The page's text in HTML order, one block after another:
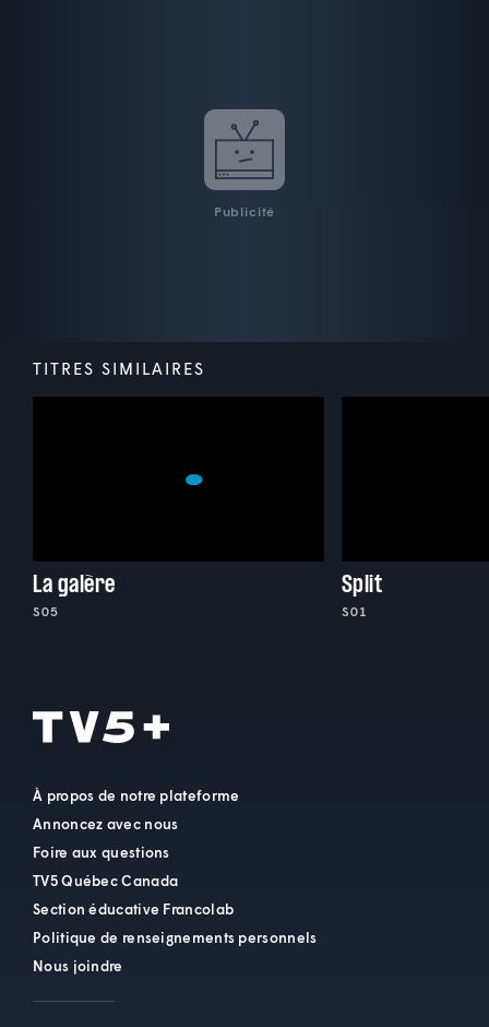
Publicité
TITRES SIMILAIRES
La galère
S05
Split
S01
À propos de notre plateforme
Annoncez avec nous
Foire aux questions
TV5 Québec Canada
Section éducative Francolab
Politique de renseignements personnels
Nous joindre